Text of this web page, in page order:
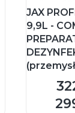
JAX
9,9L -
Cena
DO